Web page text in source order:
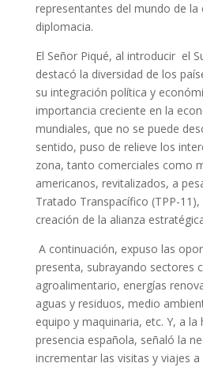
representantes del mundo de la
diplomacia.
El Señor Piqué, al introducir el
destacó la diversidad de los
su integración política y
importancia creciente en la
mundiales, que no se puede
sentido, puso de relieve los
zona, tanto comerciales como
americanos, revitalizados, a
Tratado Transpacífico (TPP-
creación de la alianza
A continuación, expuso las
presenta, subrayando sectores
agroalimentario, energías
aguas y residuos, medio
equipo y maquinaria, etc. Y, a
presencia española, señaló la
incrementar las visitas y viajes